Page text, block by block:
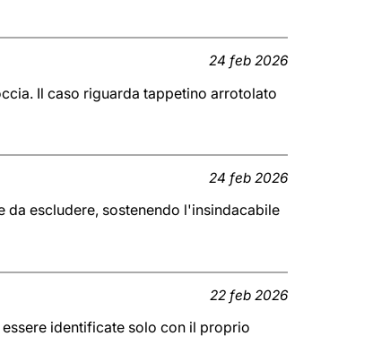
24 feb 2026
Il caso riguarda tappetino arrotolato
24 feb 2026
escludere, sostenendo l'insindacabile
22 feb 2026
identificate solo con il proprio